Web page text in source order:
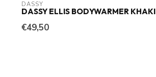
DASSY
DASSY ELLIS BODYWARMER KHAKI
€49,50